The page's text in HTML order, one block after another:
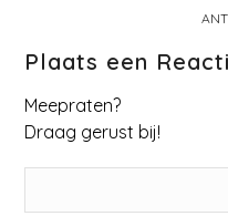
Plaats een
Meepraten?
Draag gerust bij!